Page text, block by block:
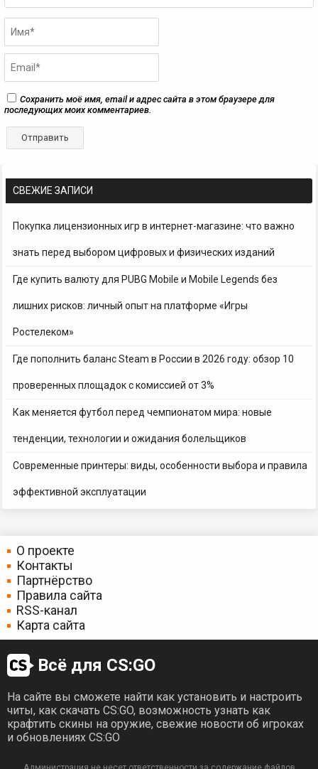
СВЕЖИЕ ЗАПИСИ
Покупка лицензионных игр в интернет-магазине: что важно
знать перед выбором цифровых и физических изданий
Где купить валюту для PUBG Mobile и Mobile Legends без
лишних рисков: личный опыт на платформе «Игры
Ростелеком»
Где пополнить баланс Steam в России в 2026 году: обзор 10
проверенных площадок с комиссией от 3%
Как меняется футбол перед чемпионатом мира: новые
тенденции, технологии и ожидания болельщиков
Современные принтеры: виды, особенности выбора и правила
эффективной эксплуатации
Сохранить моё имя, email и адрес сайта в этом браузере для
последующих моих комментариев.
О проекте
Контакты
Партнёрство
Правила сайта
RSS-канал
Карта сайта
Всё для CS:GO
На сайте вы сможете найти как установить и настроить
читы, как скачать CS:GO, возможность узнать как
крафтить скины на оружие, свежие новости об игроках
и обновлениях CS:GO